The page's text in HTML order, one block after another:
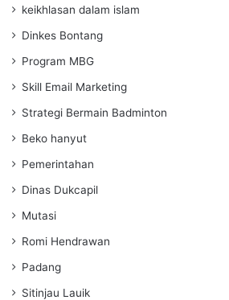
keikhlasan dalam islam
Dinkes Bontang
Program MBG
Skill Email Marketing
Strategi Bermain Badminton
Beko hanyut
Pemerintahan
Dinas Dukcapil
Mutasi
Romi Hendrawan
Padang
Sitinjau Lauik